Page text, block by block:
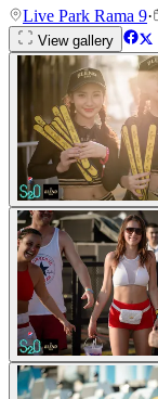
Live Park Rama 9·
View gallery